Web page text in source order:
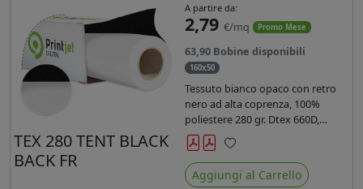
TEX 280 TENT BLACK
BACK FR
A partire da:
2,79 €/mq Promo Mese
63,90 Bobine disponibili
160x50
Tessuto bianco opaco con retro
nero ad alta coprenza, 100%
poliestere 280 gr. Dtex 660D,
idrorepellente, adatto alla stampa
sublimatica indiretta. Ideale per
tende ,coperture gazebo, prodotti
gonfiabili o cuscini di
Preferiti
Aggiungi al Carrello